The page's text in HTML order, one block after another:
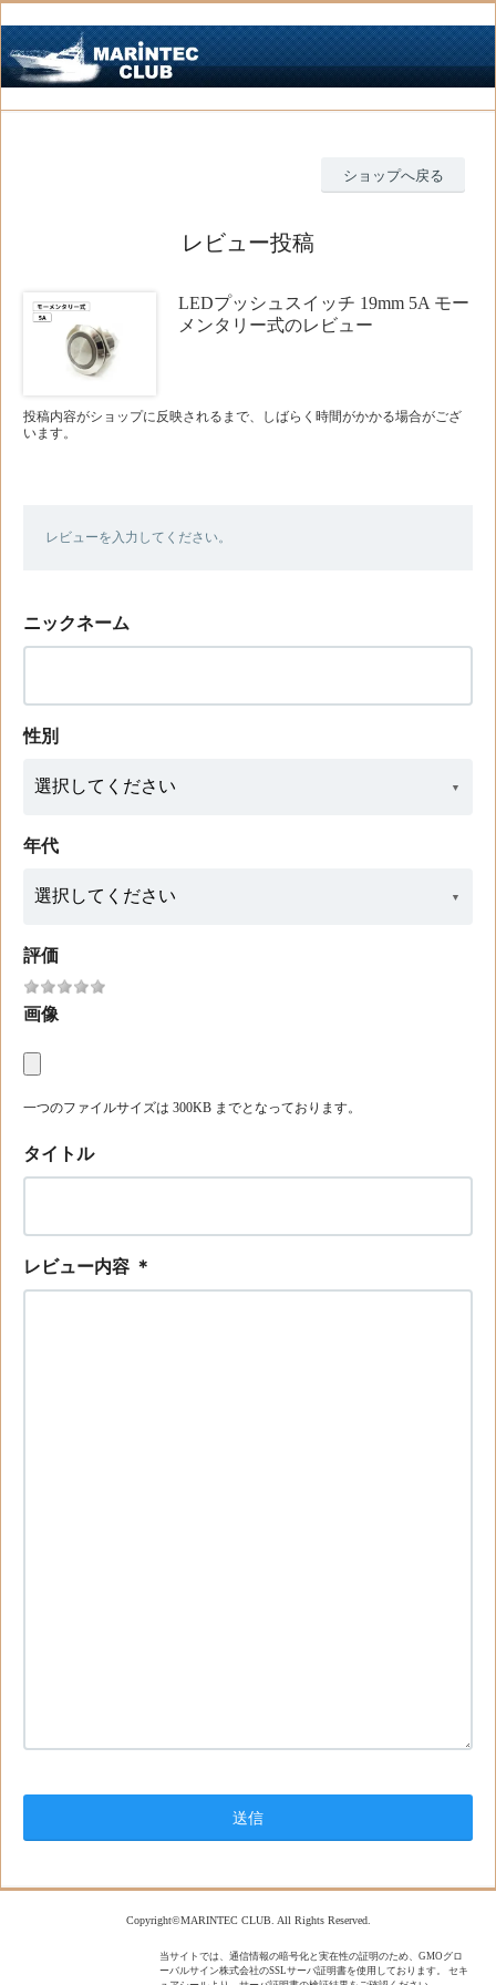
ショップへ戻る
レビュー投稿
LEDプッシュスイッチ 19mm 5A モー
メンタリー式のレビュー
投稿内容がショップに反映されるまで、しばらく時間がかかる場合がござ
います。
レビューを入力してください。
ニックネーム
性別
年代
評価
画像
一つのファイルサイズは 300KB までとなっております。
タイトル
レビュー内容 ＊
Copyright©MARINTEC CLUB. All Rights Reserved.
当サイトでは、通信情報の暗号化と実在性の証明のため、GMOグロ
ーバルサイン株式会社のSSLサーバ証明書を使用しております。 セキ